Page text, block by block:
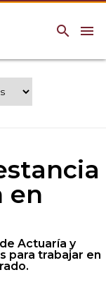
menu
search
en
Actuaría y
para trabajar en